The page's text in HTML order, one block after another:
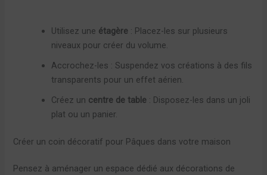
Utilisez une étagère : Placez-les sur plusieurs
niveaux pour créer du volume.
Accrochez-les : Suspendez vos créations à des fils
transparents pour un effet aérien.
Créez un centre de table : Disposez-les dans un joli
plat ou un panier.
Créer un coin décoratif pour Pâques dans votre maison
Pensez à aménager un espace dédié aux décorations de